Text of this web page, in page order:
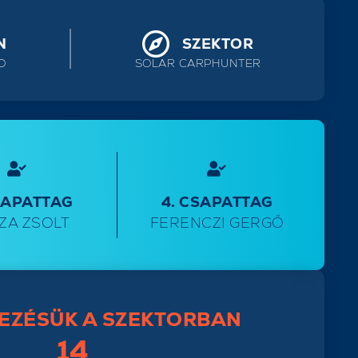
SZEKTOR
SOLAR CARPHUNTER
ZSOLT
4. CSAPATTAG
FERENCZI GERGŐ
A SZEKTORBAN
14